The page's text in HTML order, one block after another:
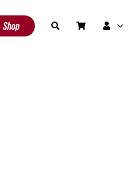
Shop